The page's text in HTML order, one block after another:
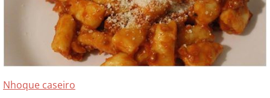
Nhoque caseiro